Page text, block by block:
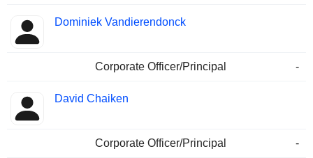
Dominiek Vandierendonck
Corporate Officer/Principal -
David Chaiken
Corporate Officer/Principal -